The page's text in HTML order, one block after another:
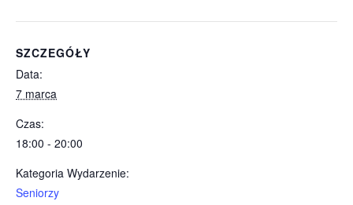
SZCZEGÓŁY
Data:
7 marca
Czas:
18:00 - 20:00
Kategoria Wydarzenie:
Seniorzy